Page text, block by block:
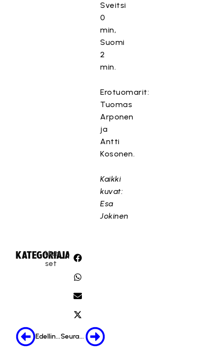
Sveitsi
0
min,
Suomi
2
min.
Erotuomarit:
Tuomas
Arponen
ja
Antti
Kosonen.
Kaikki
kuvat:
Esa
Jokinen
KATEGORIA:
Uuti
set
JAA:
Edellinen Seuraava